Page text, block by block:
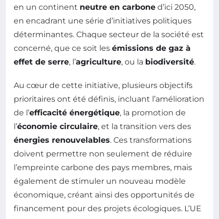
en un continent neutre en carbone d’ici 2050,
en encadrant une série d’initiatives politiques
déterminantes. Chaque secteur de la société est
concerné, que ce soit les émissions de gaz à
effet de serre, l’agriculture, ou la biodiversité.
Au cœur de cette initiative, plusieurs objectifs
prioritaires ont été définis, incluant l’amélioration
de l’efficacité énergétique, la promotion de
l’économie circulaire, et la transition vers des
énergies renouvelables. Ces transformations
doivent permettre non seulement de réduire
l’empreinte carbone des pays membres, mais
également de stimuler un nouveau modèle
économique, créant ainsi des opportunités de
financement pour des projets écologiques. L’UE